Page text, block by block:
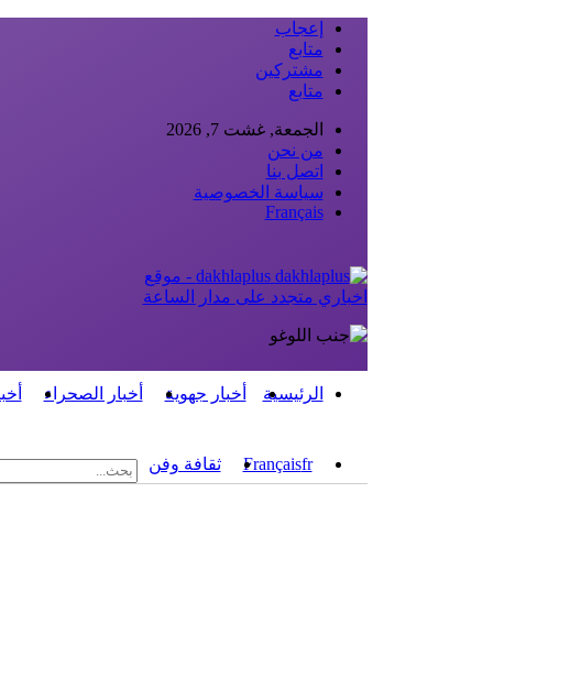
إعجاب
متابع
مشتركين
متابع
الجمعة, غشت 7, 2026
من نحن
اتصل بنا
سياسة الخصوصية
Français
dakhlaplus - موقع
اخباري متجدد على مدار الساعة
الرئيسية أخبار جهوية أخبار الصحراء
Françaisfr ثقافة وفن